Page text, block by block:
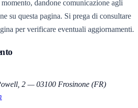
dandone comunicazione agli
su questa pagina. Si prega di consultare
per verificare eventuali aggiornamenti.
2 — 03100 Frosinone (FR)